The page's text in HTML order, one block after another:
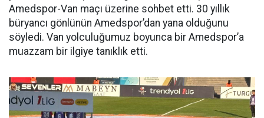
Amedspor-Van maçı üzerine sohbet etti. 30 yıllık
büryancı gönlünün Amedspor’dan yana olduğunu
söyledi. Van yolculuğumuz boyunca bir Amedspor’a
muazzam bir ilgiye tanıklık etti.